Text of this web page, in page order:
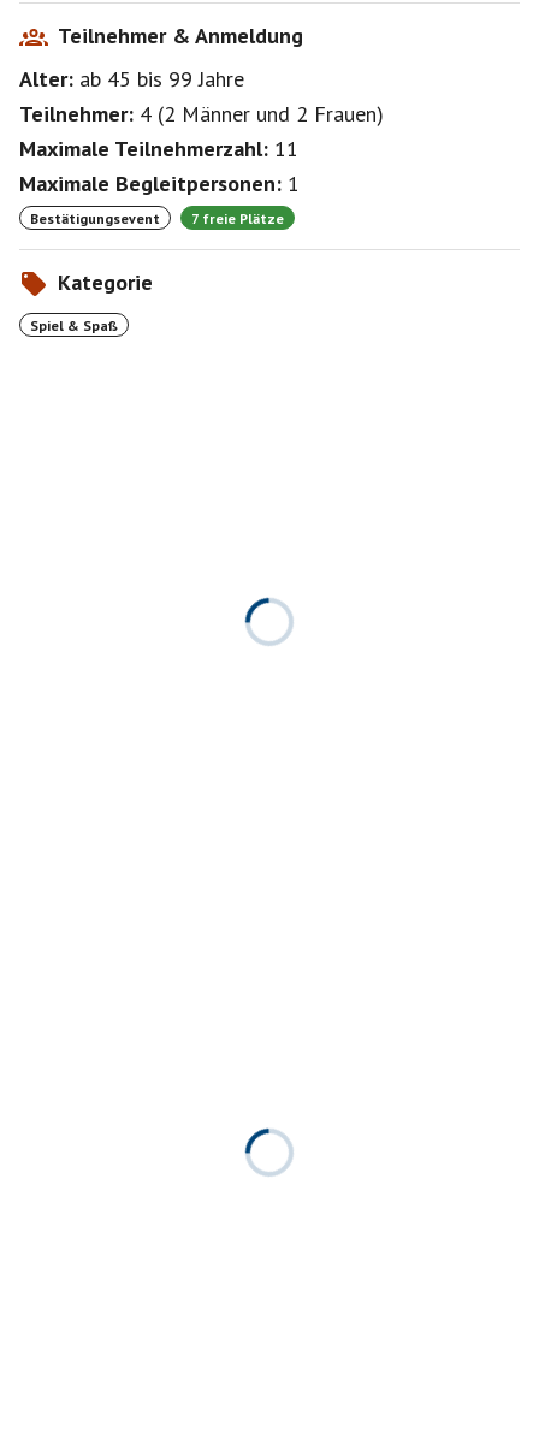
Teilnehmer & Anmeldung
Alter: ab 45 bis 99Jahre
Teilnehmer: 4 (2 Männer und 2 Frauen)
Maximale Teilnehmerzahl: 11
Maximale Begleitpersonen: 1
Bestätigungsevent 7 freie Plätze
Kategorie
Spiel & Spaß